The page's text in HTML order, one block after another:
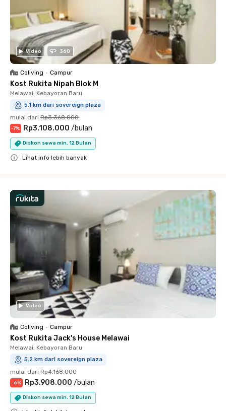
Video 360
Coliving • Campur
Kost Rukita Nipah Blok M
Melawai, Kebayoran Baru
5.1 km dari sovereign plaza
mulai dari Rp3.368.000
-7% Rp3.108.000 /bulan
Diskon sewa min. 12 Bulan
Lihat info lebih banyak
Video
Coliving • Campur
Kost Rukita Jack's House Melawai
Melawai, Kebayoran Baru
5.2 km dari sovereign plaza
mulai dari Rp4.168.000
-6% Rp3.908.000 /bulan
Diskon sewa min. 12 Bulan